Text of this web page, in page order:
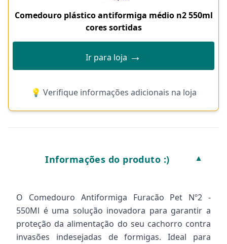
Comedouro plástico antiformiga médio n2 550ml
cores sortidas
Ir para loja →
💡 Verifique informações adicionais na loja
Informações do produto :) ▼
O Comedouro Antiformiga Furacão Pet Nº2 -
550Ml é uma solução inovadora para garantir a
proteção da alimentação do seu cachorro contra
invasões indesejadas de formigas. Ideal para